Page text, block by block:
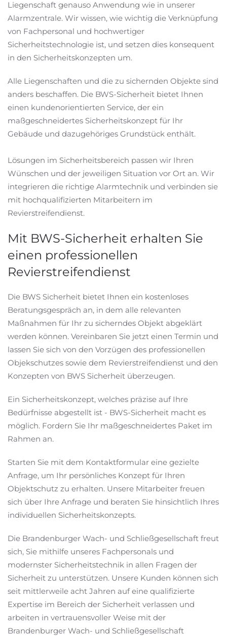
Liegenschaft genauso Anwendung wie in unserer
Alarmzentrale. Wir wissen, wie wichtig die Verknüpfung
von Fachpersonal und hochwertiger
Sicherheitstechnologie ist, und setzen dies konsequent
in den Sicherheitskonzepten um.
Alle Liegenschaften und die zu sichernden Objekte sind
anders beschaffen. Die BWS-Sicherheit bietet Ihnen
einen kundenorientierten Service, der ein
maßgeschneidertes Sicherheitskonzept für Ihr
Gebäude und dazugehöriges Grundstück enthält.
Lösungen im Sicherheitsbereich passen wir Ihren
Wünschen und der jeweiligen Situation vor Ort an. Wir
integrieren die richtige Alarmtechnik und verbinden sie
mit hochqualifizierten Mitarbeitern im
Revierstreifendienst.
Mit BWS-Sicherheit erhalten Sie
einen professionellen
Revierstreifendienst
Die BWS Sicherheit bietet Ihnen ein kostenloses
Beratungsgespräch an, in dem alle relevanten
Maßnahmen für Ihr zu sicherndes Objekt abgeklärt
werden können. Vereinbaren Sie jetzt einen Termin und
lassen Sie sich von den Vorzügen des professionellen
Objekschutzes sowie dem Revierstreifendienst und den
Konzepten von BWS Sicherheit überzeugen.
Ein Sicherheitskonzept, welches präzise auf Ihre
Bedürfnisse abgestellt ist - BWS-Sicherheit macht es
möglich. Fordern Sie Ihr maßgeschneidertes Paket im
Rahmen an.
Starten Sie mit dem Kontaktformular eine gezielte
Anfrage, um Ihr persönliches Konzept für Ihren
Objektschutz zu erhalten. Unsere Mitarbeiter freuen
sich über Ihre Anfrage und beraten Sie hinsichtlich Ihres
individuellen Sicherheitskonzepts.
Die Brandenburger Wach- und Schließgesellschaft freut
sich, Sie mithilfe unseres Fachpersonals und
modernster Sicherheitstechnik in allen Fragen der
Sicherheit zu unterstützen. Unsere Kunden können sich
seit mittlerweile acht Jahren auf eine qualifizierte
Expertise im Bereich der Sicherheit verlassen und
arbeiten in vertrauensvoller Weise mit der
Brandenburger Wach- und Schließgesellschaft